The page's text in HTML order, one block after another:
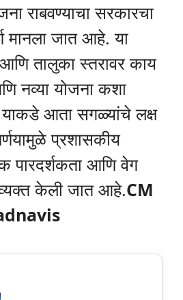
राबवण्याचा सरकारचा
मानला जात आहे. या
आणि तालुका स्तरावर काय
नव्या योजना कशा
याकडे आता सगळ्यांचे लक्ष
प्रशासकीय
पारदर्शकता आणि वेग
केली जात आहे.CM